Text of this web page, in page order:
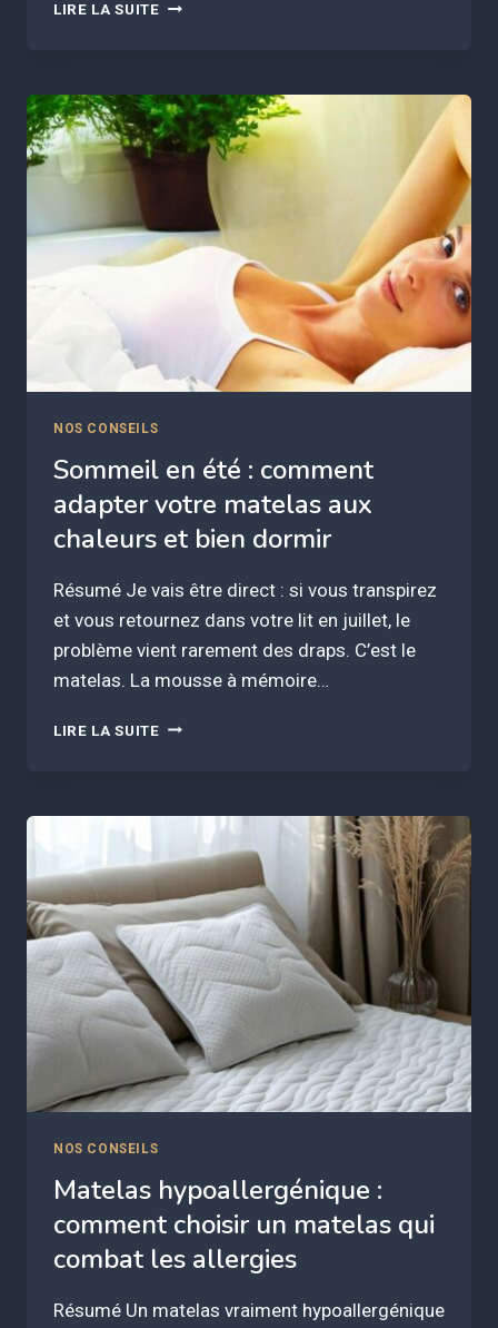
LIRE LA SUITE
:
QUELLE
FERMETÉ
CHOISIR
?
NOS CONSEILS
Sommeil en été : comment
adapter votre matelas aux
chaleurs et bien dormir
Résumé Je vais être direct : si vous transpirez
et vous retournez dans votre lit en juillet, le
problème vient rarement des draps. C’est le
matelas. La mousse à mémoire…
LIRE LA SUITESOMMEIL
COMMENT
ADAPTER
VOTRE
MATELAS
AUX
CHALEURS
ET
BIEN
DORMIR
NOS CONSEILS
Matelas hypoallergénique :
comment choisir un matelas qui
combat les allergies
Résumé Un matelas vraiment hypoallergénique